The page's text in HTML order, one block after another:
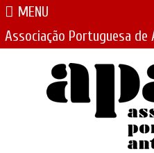
MENU
Associação Portuguesa de